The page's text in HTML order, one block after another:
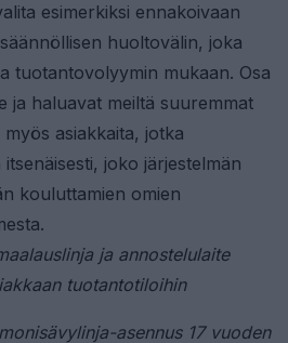
esimerkiksi ennakoivaan
huoltovälin, joka
tuotantovolyymin mukaan. Osa
ja haluavat meiltä suuremmat
asiakkaita, jotka
joko järjestelmän
kouluttamien omien
ja annostelulaite
tuotantotiloihin
asennus 17 vuoden